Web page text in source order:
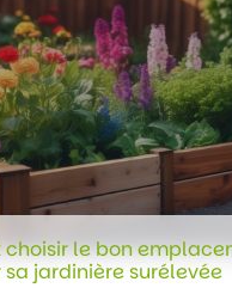
le bon
sa jardinière surélevée